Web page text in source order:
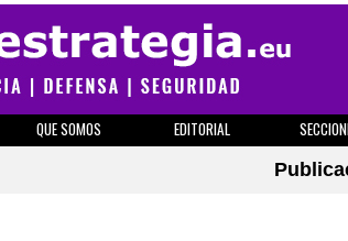
QUE SOMOS EDITORIAL